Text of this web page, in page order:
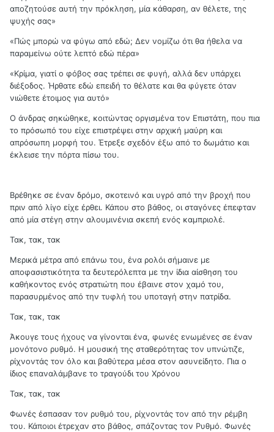
αποζητούσε αυτή την πρόκληση, μία κάθαρση, αν θέλετε, της
ψυχής σας»
«Πώς μπορώ να φύγω από εδώ; Δεν νομίζω ότι θα ήθελα να
παραμείνω ούτε λεπτό εδώ πέρα»
«Κρίμα, γιατί ο φόβος σας τρέπει σε φυγή, αλλά δεν υπάρχει
διέξοδος. Ήρθατε εδώ επειδή το θέλατε και θα φύγετε όταν
νιώθετε έτοιμος για αυτό»
Ο άνδρας σηκώθηκε, κοιτώντας οργισμένα τον Επιστάτη, που πια
το πρόσωπό του είχε επιστρέψει στην αρχική μαύρη και
απρόσωπη μορφή του. Έτρεξε σχεδόν έξω από το δωμάτιο και
έκλεισε την πόρτα πίσω του.
Βρέθηκε σε έναν δρόμο, σκοτεινό και υγρό από την βροχή που
πριν από λίγο είχε έρθει. Κάπου στο βάθος, οι σταγόνες έπεφταν
από μία στέγη στην αλουμινένια σκεπή ενός καμπριολέ.
Τακ, τακ, τακ
Μερικά μέτρα από επάνω του, ένα ρολόι σήμαινε με
αποφασιστικότητα τα δευτερόλεπτα με την ίδια αίσθηση του
καθήκοντος ενός στρατιώτη που έβαινε στον χαμό του,
παρασυρμένος από την τυφλή του υποταγή στην πατρίδα.
Τακ, τακ, τακ
Άκουγε τους ήχους να γίνονται ένα, φωνές ενωμένες σε έναν
μονότονο ρυθμό. Η μουσική της σταθερότητας τον υπνώτιζε,
ρίχνοντάς τον όλο και βαθύτερα μέσα στον ασυνείδητο. Πια ο
ίδιος επαναλάμβανε το τραγούδι του Χρόνου
Τακ, τακ, τακ
Φωνές έσπασαν τον ρυθμό του, ρίχνοντάς τον από την ρέμβη
του. Κάποιοι έτρεχαν στο βάθος, σπάζοντας τον Ρυθμό. Φωνές